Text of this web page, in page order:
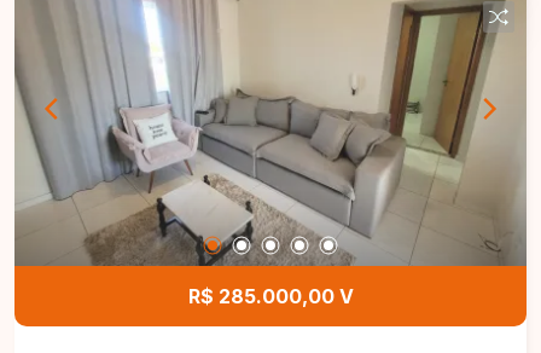
conforto e funcionalidade para o dia a dia. O
condomínio conta com 2 elevadores e salão de
festas, proporcionando mais comodidade aos
moradores. Uma excelente oportunidade para
morar em uma região valorizada de Uberlândia.
Entre em contato e agende sua visita!
R$ 285.000,00 V